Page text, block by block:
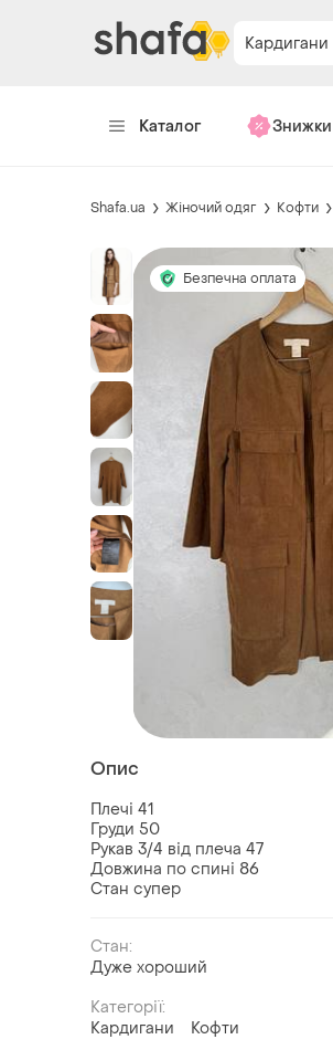
Кардигани
Каталог Знижки
Shafa.ua Жіночий одяг Кофти
Безпечна оплата
Опис
Плечі 41
Груди 50
Рукав 3/4 від плеча 47
Довжина по спині 86
Стан супер
Стан:
Дуже хороший
Категорії:
Кардигани
Кофти